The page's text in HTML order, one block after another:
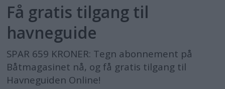
Få gratis tilgang til
havneguide
SPAR 659 KRONER: Tegn abonnement på
Båtmagasinet nå, og få gratis tilgang til
Havneguiden Online!